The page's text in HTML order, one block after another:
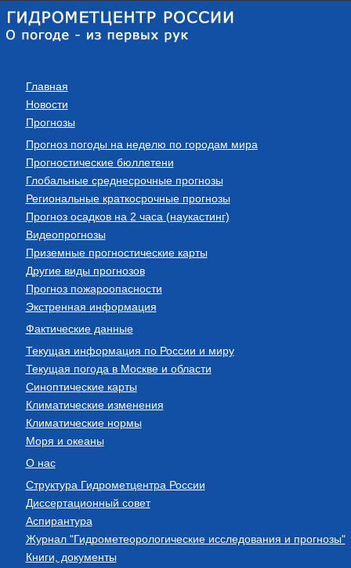
Главная
Новости
Прогнозы
Прогноз погоды на неделю по городам мира
Прогностические бюллетени
Глобальные среднесрочные прогнозы
Региональные краткосрочные прогнозы
Прогноз осадков на 2 часа (наукастинг)
Видеопрогнозы
Приземные прогностические карты
Другие виды прогнозов
Прогноз пожароопасности
Экстренная информация
Фактические данные
Текущая информация по России и миру
Текущая погода в Москве и области
Синоптические карты
Климатические изменения
Климатические нормы
Моря и океаны
О нас
Структура Гидрометцентра России
Диссертационный совет
Аспирантура
Журнал "Гидрометеорологические исследования и прогнозы"
Книги, документы